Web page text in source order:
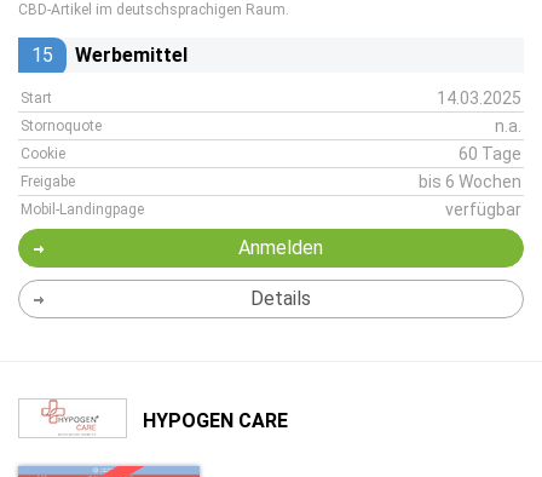
CBD-Artikel im deutschsprachigen Raum.
15 Werbemittel
Start 14.03.2025
Stornoquote n.a.
Cookie 60 Tage
Freigabe bis 6 Wochen
Mobil-Landingpage verfügbar
Anmelden
Details
HYPOGEN CARE